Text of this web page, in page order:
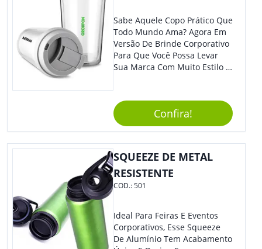
Sabe Aquele Copo Prático Que
Todo Mundo Ama? Agora Em
Versão De Brinde Corporativo
Para Que Você Possa Levar
Sua Marca Com Muito Estilo E
De Exposição.
Confira!
SQUEEZE DE METAL
RESISTENTE
COD.:501
Ideal Para Feiras E Eventos
Corporativos, Esse Squeeze
De Alumínio Tem Acabamento